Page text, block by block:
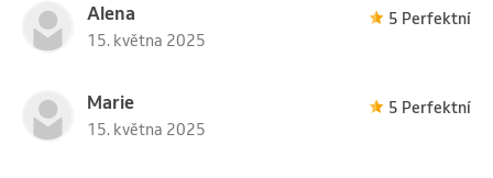
Alena
15. května 2025
5 Perfektní
Marie
15. května 2025
5 Perfektní